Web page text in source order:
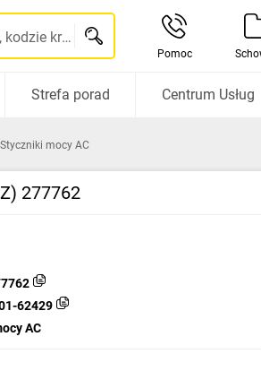
Szukaj po nazwie, indeksie, producencie, kodzie kreskowym...
Pomoc
Strefa porad Centrum Usług
Styczniki mocy AC
277762
62429
AC